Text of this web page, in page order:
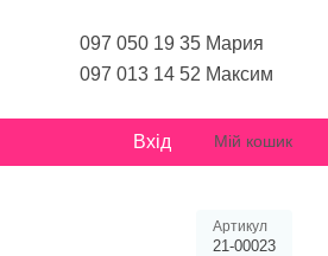
097 050 19 35 Мария
097 013 14 52 Максим
Вхід Мій кошик
Артикул
21-00023